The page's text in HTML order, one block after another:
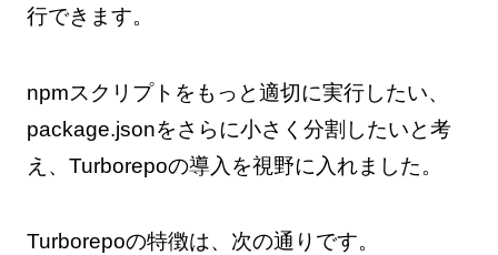
行できます。
npmスクリプトをもっと適切に実行したい、
package.jsonをさらに小さく分割したいと考
え、Turborepoの導入を視野に入れました。
Turborepoの特徴は、次の通りです。